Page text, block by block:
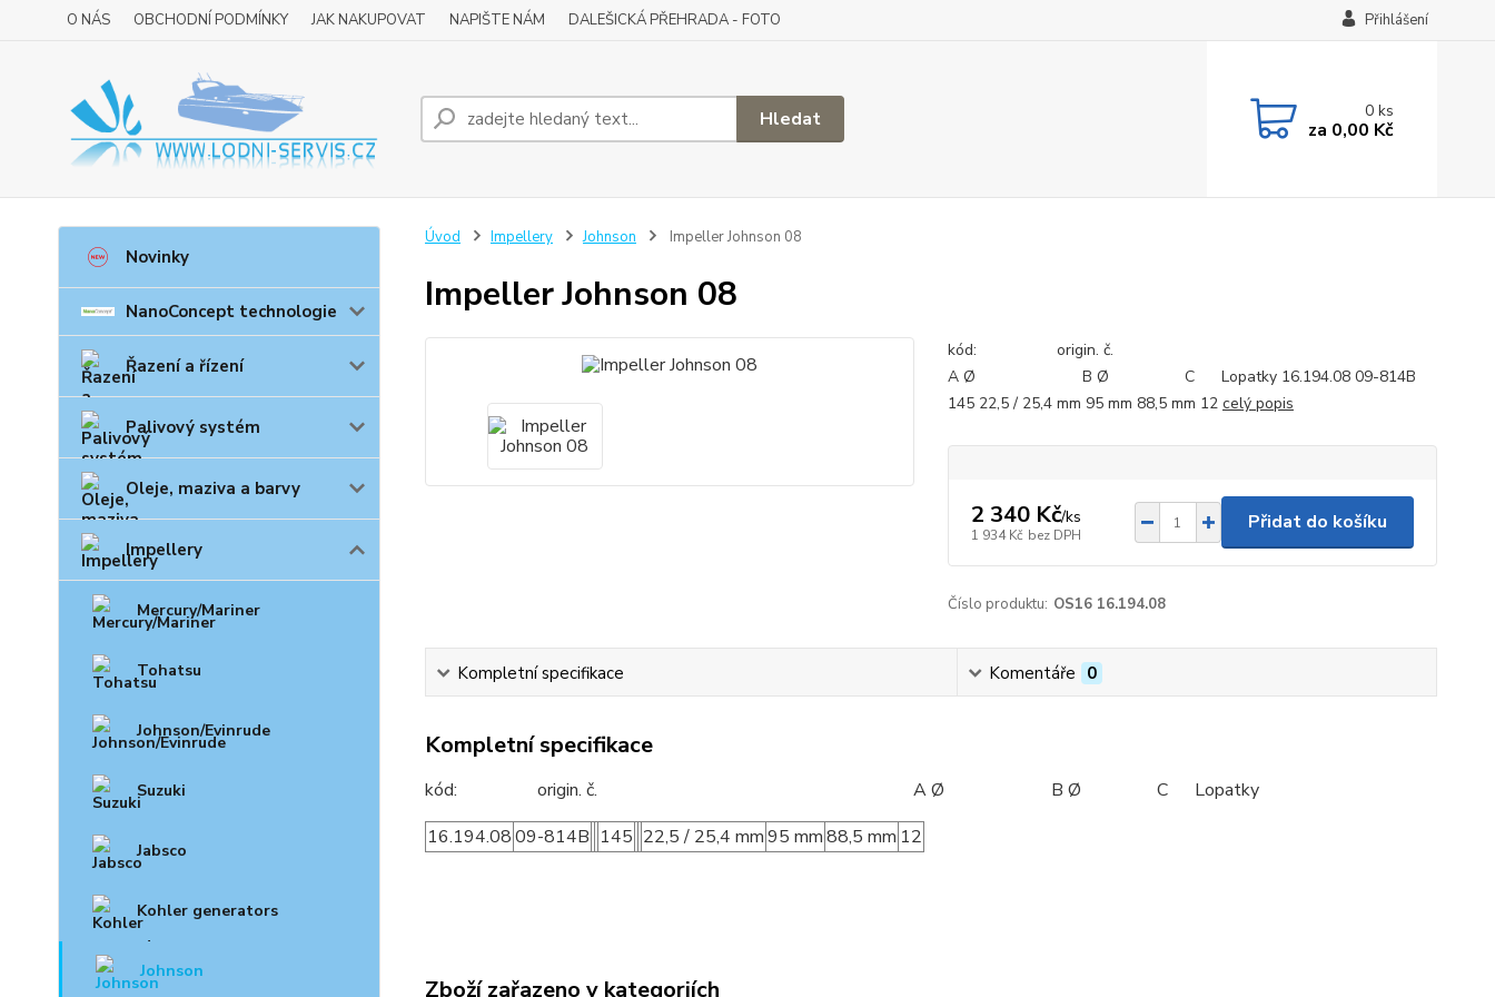
O NÁS OBCHODNÍ PODMÍNKY JAK NAKUPOVAT NAPIŠTE NÁM DALEŠICKÁ PŘEHRADA - FOTO Přihlášení
Hledat 0ks
za 0,00 Kč
Novinky
NanoConcept technologie
Řazení a řízení
Palivový systém
Oleje, maziva a barvy
Impellery
Mercury/Mariner
Tohatsu
Johnson/Evinrude
Suzuki
Jabsco
Kohler generators
Johnson
Úvod Impellery Johnson Impeller Johnson 08
Impeller Johnson 08
kód: origin. č.
A Ø B Ø C Lopatky 16.194.08 09-814B
145 22,5 / 25,4 mm 95 mm 88,5 mm 12 celý popis
2 340 Kč/ks
1 934 Kč bez DPH
Přidat do košíku
Číslo produktu: OS16 16.194.08
Kompletní specifikace Komentáře 0
Kompletní specifikace
kód: origin. č. A Ø B Ø C Lopatky
16.194.0809-814B 145 22,5 / 25,4 mm95 mm88,5 mm 12
Zboží zařazeno v kategoriích